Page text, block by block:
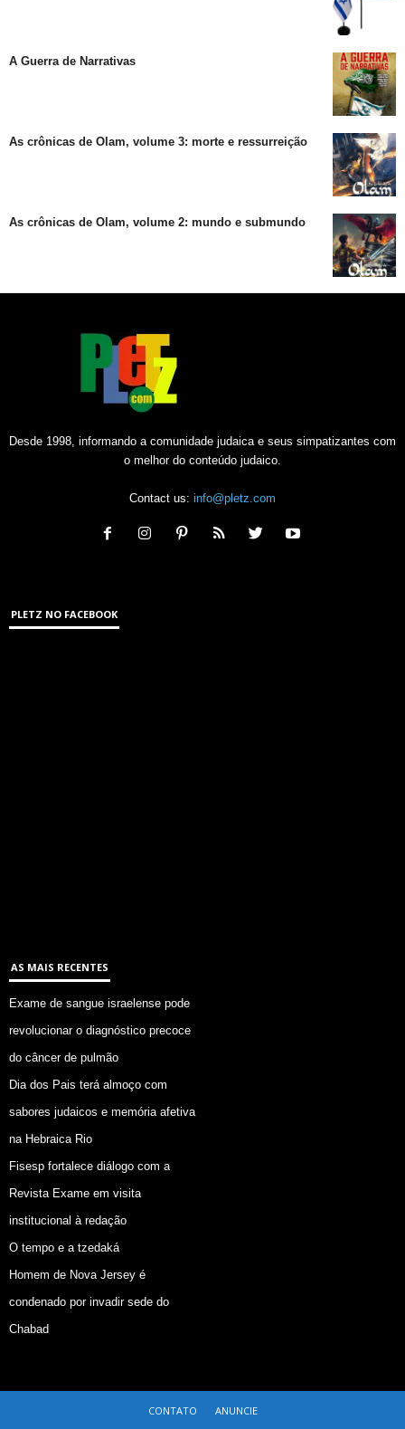
A Guerra de Narrativas
As crônicas de Olam, volume 3: morte e ressurreição
As crônicas de Olam, volume 2: mundo e submundo
Desde 1998, informando a comunidade judaica e seus simpatizantes com
o melhor do conteúdo judaico.
Contact us: info@pletz.com
PLETZ NO FACEBOOK
AS MAIS RECENTES
Exame de sangue israelense pode
revolucionar o diagnóstico precoce
do câncer de pulmão
Dia dos Pais terá almoço com
sabores judaicos e memória afetiva
na Hebraica Rio
Fisesp fortalece diálogo com a
Revista Exame em visita
institucional à redação
O tempo e a tzedaká
Homem de Nova Jersey é
condenado por invadir sede do
Chabad
CONTATO ANUNCIE